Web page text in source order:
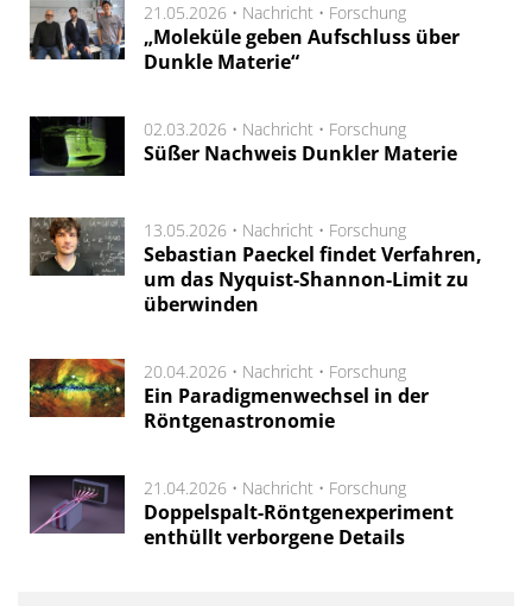
21.05.2026 • Nachricht • Forschung
„Moleküle geben Aufschluss über
Dunkle Materie“
02.03.2026 • Nachricht • Forschung
Süßer Nachweis Dunkler Materie
13.05.2026 • Nachricht • Forschung
Sebastian Paeckel findet Verfahren,
um das Nyquist-Shannon-Limit zu
überwinden
20.04.2026 • Nachricht • Forschung
Ein Paradigmenwechsel in der
Röntgenastronomie
21.04.2026 • Nachricht • Forschung
Doppelspalt-Röntgenexperiment
enthüllt verborgene Details